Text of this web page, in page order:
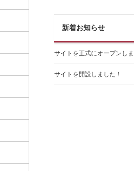
新着お知らせ
サイトを正式にオープンしま
サイトを開設しました！